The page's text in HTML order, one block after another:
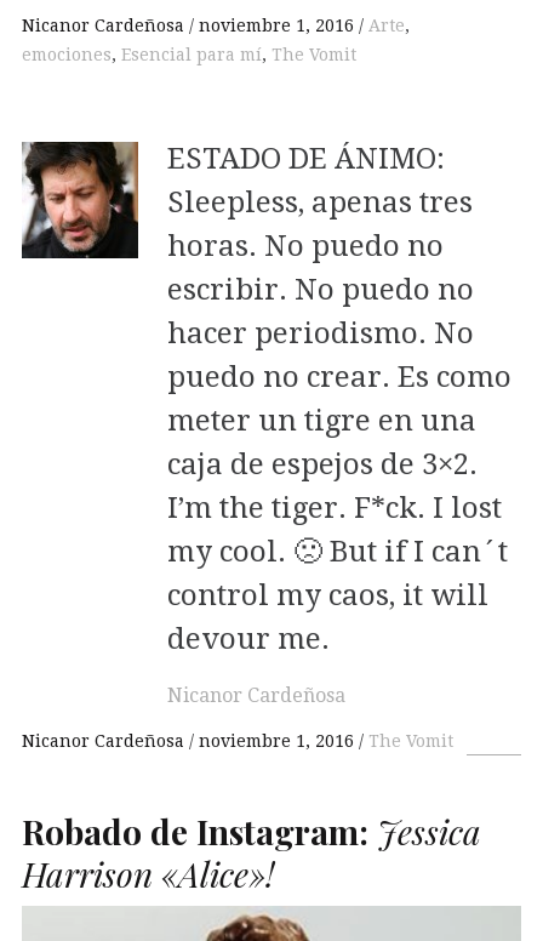
Nicanor Cardeñosa noviembre 1, 2016 Arte,
emociones, Esencial para mí, The Vomit
ESTADO DE ÁNIMO:
Sleepless, apenas tres
horas. No puedo no
escribir. No puedo no
hacer periodismo. No
puedo no crear. Es como
meter un tigre en una
caja de espejos de 3×2.
I’m the tiger. F*ck. I lost
my cool. 🙁 But if I can´t
control my caos, it will
devour me.
Nicanor Cardeñosa
Nicanor Cardeñosa noviembre 1, 2016 The Vomit
Robado de Instagram: Jessica
Harrison «Alice»!